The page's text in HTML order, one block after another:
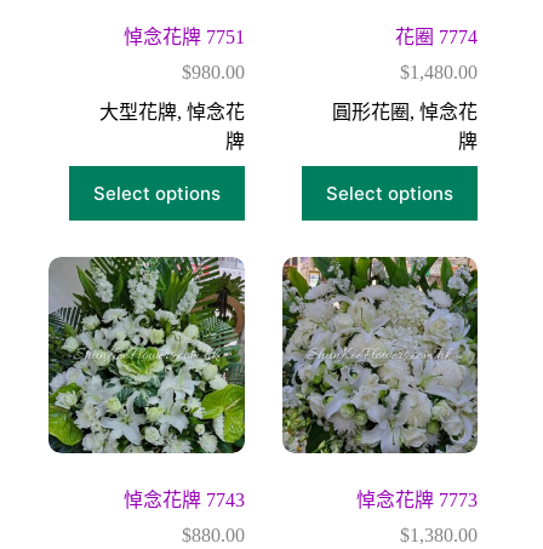
悼念花牌 7751
$980.00
大型花牌, 悼念花
牌
Select options
花圈 7774
$1,480.00
圓形花圈 ,悼念花
牌
Select options
悼念花牌 7743
$880.00
悼念花牌 7773
$1,380.00